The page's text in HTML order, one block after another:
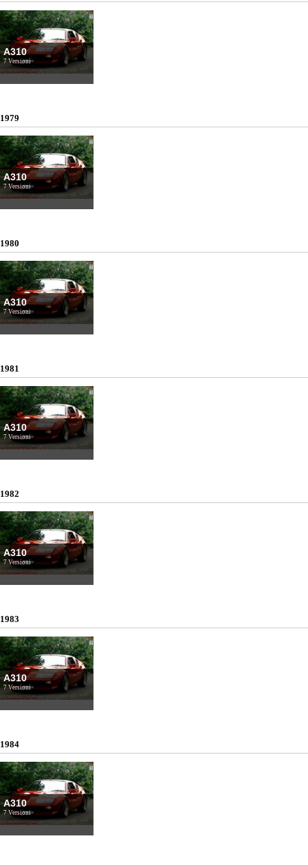
A310
7 Versioni
1979
A310
7 Versioni
1980
A310
7 Versioni
1981
A310
7 Versioni
1982
A310
7 Versioni
1983
A310
7 Versioni
1984
A310
7 Versioni